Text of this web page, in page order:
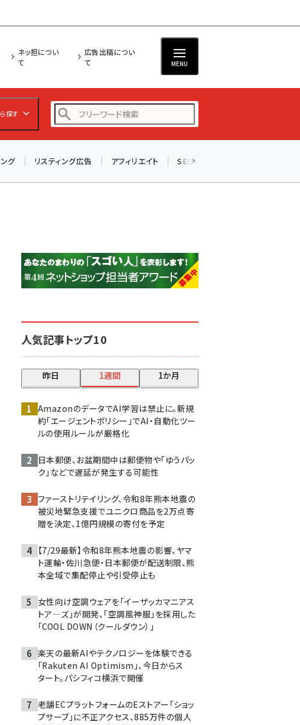
ネッ担につい
て
広告出稿につい
て
MENU
探す
アスクル (1122)
base (1081)
グ リスティング広告 アフィリエイト SEO
人気記事トップ10
昨日 1週間 1か月
AmazonのデータでAI学習は禁止に。新規
約「エージェントポリシー」でAI・自動化ツー
ルの使用ルールが厳格化
日本郵便、お盆期間中は郵便物や「ゆうパッ
ク」などで遅延が発生する可能性
ファーストリテイリング、令和8年熊本地震の
被災地緊急支援でユニクロ商品を2万点寄
贈を決定、1億円規模の寄付を予定
【7/29最新】令和8年熊本地震の影響、ヤマ
ト運輸・佐川急便・日本郵便が配送制限、熊
本全域で集配停止や引受停止も
女性向け空調ウェアを「イーザッカマニアス
トア―ズ」が開発、「空調風神服」を採用した
「COOL DOWN（クールダウン）」
楽天の最新AIやテクノロジーを体験できる
「Rakuten AI Optimism」、今日からス
タート。パシフィコ横浜で開催
老舗ECプラットフォームのEストアー「ショッ
プサーブ」に不正アクセス、885万件の個人